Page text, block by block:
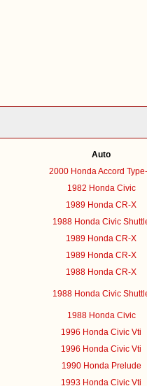
Auto
2000 Honda Accord
1982 Honda Civic
1989 Honda CR-X
1988 Honda Civic
1989 Honda CR-X
1989 Honda CR-X
1988 Honda CR-X
1988 Honda Civic
1988 Honda Civic
1996 Honda Civic Vti
1996 Honda Civic Vti
1990 Honda Prelude
1993 Honda Civic Vti